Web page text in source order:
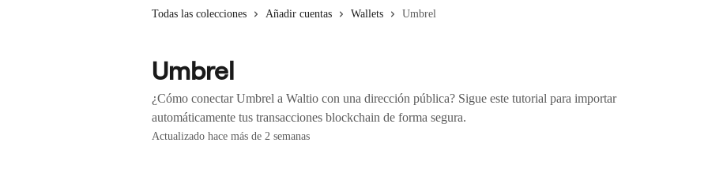
Todas las colecciones Añadir cuentas Wallets Umbrel
Umbrel
¿Cómo conectar Umbrel a Waltio con una dirección pública? Sigue este tutorial para importar
automáticamente tus transacciones blockchain de forma segura.
Actualizado hace más de 2 semanas